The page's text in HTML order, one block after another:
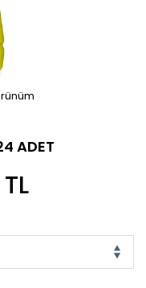
ADET